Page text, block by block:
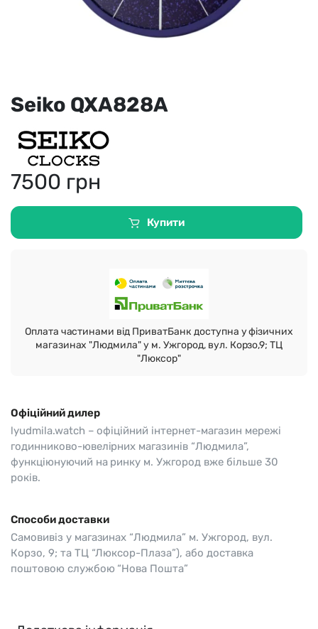
Seiko QXA828A
7500 грн
Купити
Оплата частинами від ПриватБанк доступна у фізичних
магазинах "Людмила" у м. Ужгород, вул. Корзо,9; ТЦ
"Люксор"
Офіційний дилер
lyudmila.watch – офіційний інтернет-магазин мережі
годинниково-ювелірних магазинів “Людмила”,
функціюнуючий на ринку м. Ужгород вже більше 30
років.
Способи доставки
Самовивіз у магазинах “Людмила” м. Ужгород, вул.
Корзо, 9; та ТЦ “Люксор-Плаза”), або доставка
поштовою службою “Нова Пошта”